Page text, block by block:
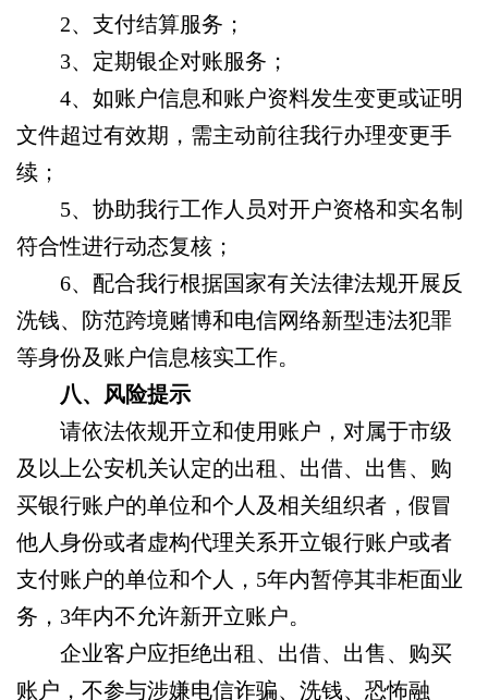
2、 支付结算服务；
3、 定期银企对账服务；
4、 如账户信息和账户资料发生变更或证明
文件超过有效期，需主动前往我行办理变更手
续；
5、 协助我行工作人员对开户资格和实名制
符合性进行动态复核；
6、 配合我行根据国家有关法律法规开展反
洗钱、防范跨境赌博和电信网络新型违法犯罪
等身份及账户信息核实工作。
八、风险提示
请依法依规开立和使用账户，对属于市级
及以上公安机关认定的出租、出借、出售、购
买银行账户的单位和个人及相关组织者，假冒
他人身份或者虚构代理关系开立银行账户或者
支付账户的单位和个人，5年内暂停其非柜面业
务，3年内不允许新开立账户。
企业客户应拒绝出租、出借、出售、购买
账户，不参与涉嫌电信诈骗、洗钱、恐怖融